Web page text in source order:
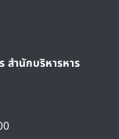
สำนักบริหารหาร